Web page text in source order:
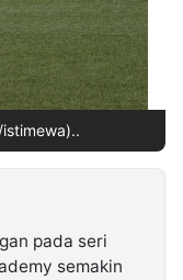
pada seri
semakin